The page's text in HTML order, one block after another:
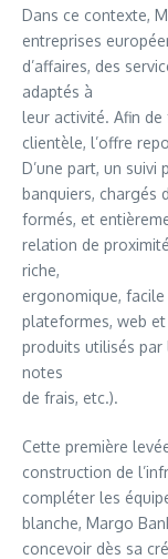
Dans ce contexte,
entreprises
d’affaires, des
adaptés à
leur activité. Afin
clientèle, l’offre
D’une part, un
banquiers, chargés
formés, et
relation de
riche,
ergonomique,
plateformes, web
produits utilisés par
notes
de frais, etc.).
Cette première
construction de
compléter les
blanche, Margo
concevoir dès sa